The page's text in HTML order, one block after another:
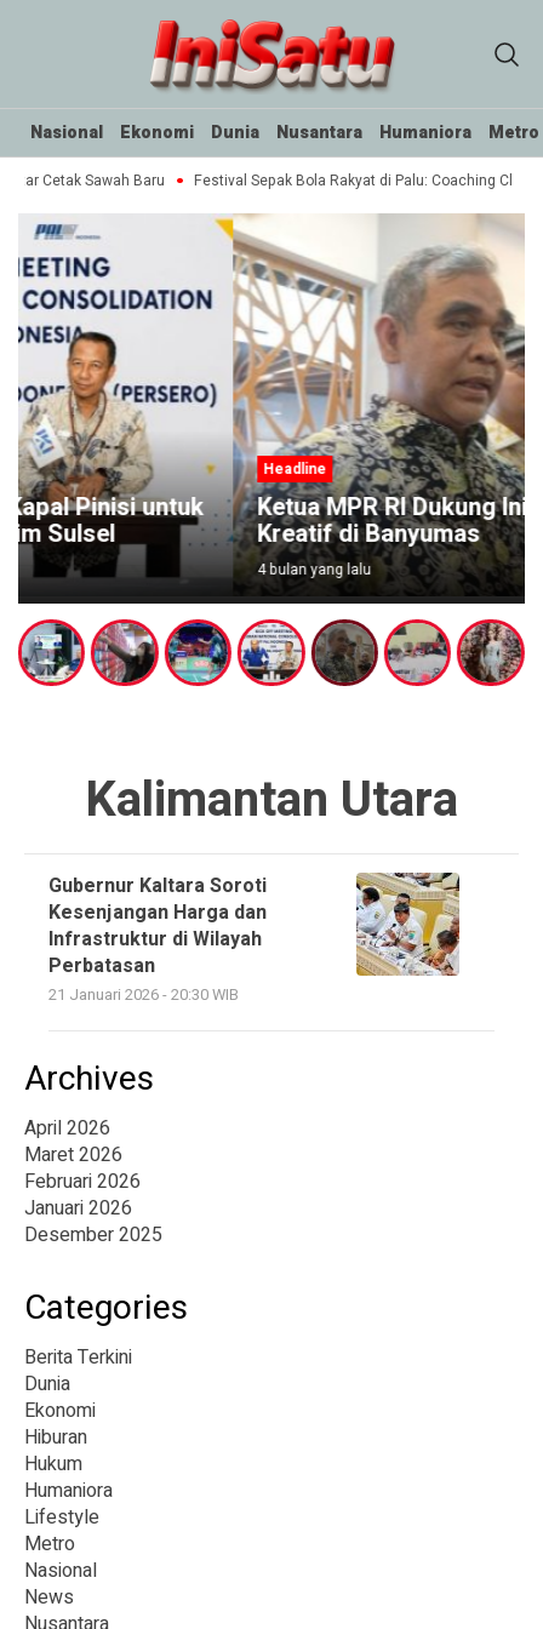
Nasional Ekonomi Dunia Nusantara Humaniora Metro
Cetak Sawah Baru Festival Sepak Bola Rakyat di Palu: Coaching Clinic
Headline
Ketua MPR RI Dukung Inisiatif Ekonomi
Kreatif di Banyumas
4 bulan yang lalu
Kalimantan Utara
Gubernur Kaltara Soroti
Kesenjangan Harga dan
Infrastruktur di Wilayah
Perbatasan
21 Januari 2026 - 20:30 WIB
Archives
April 2026
Maret 2026
Februari 2026
Januari 2026
Desember 2025
Categories
Berita Terkini
Dunia
Ekonomi
Hiburan
Hukum
Humaniora
Lifestyle
Metro
Nasional
News